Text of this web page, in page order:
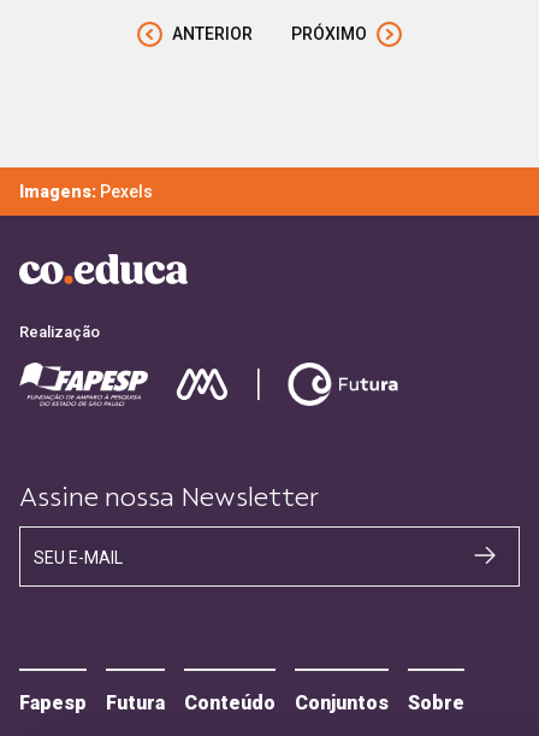
ANTERIOR PRÓXIMO
Imagens: Pexels
Realização
Assine nossa Newsletter
SEU E-MAIL
Fapesp Futura Conteúdo Conjuntos Sobre